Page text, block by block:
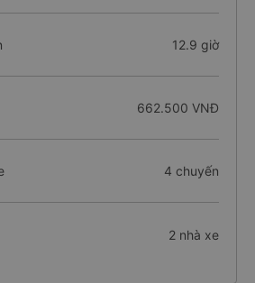
12.9 giờ
662.500 VNĐ
4 chuyến
2 nhà xe